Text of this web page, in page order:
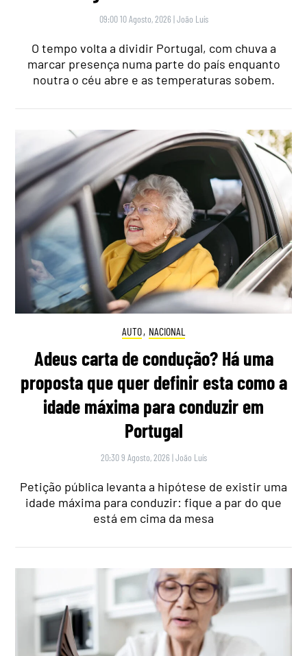
09:00 10 Agosto, 2026 |João Luís
O tempo volta a dividir Portugal, com chuva a
marcar presença numa parte do país enquanto
noutra o céu abre e as temperaturas sobem.
AUTO, NACIONAL
Adeus carta de condução? Há uma
proposta que quer definir esta como a
idade máxima para conduzir em
Portugal
20:30 9 Agosto, 2026 |João Luís
Petição pública levanta a hipótese de existir uma
idade máxima para conduzir: fique a par do que
está em cima da mesa